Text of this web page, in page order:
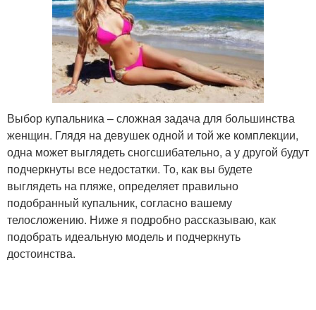
Выбор купальника – сложная задача для большинства
женщин. Глядя на девушек одной и той же комплекции,
одна может выглядеть сногсшибательно, а у другой будут
подчеркнуты все недостатки. То, как вы будете
выглядеть на пляже, определяет правильно
подобранный купальник, согласно вашему
телосложению. Ниже я подробно рассказываю, как
подобрать идеальную модель и подчеркнуть
достоинства.